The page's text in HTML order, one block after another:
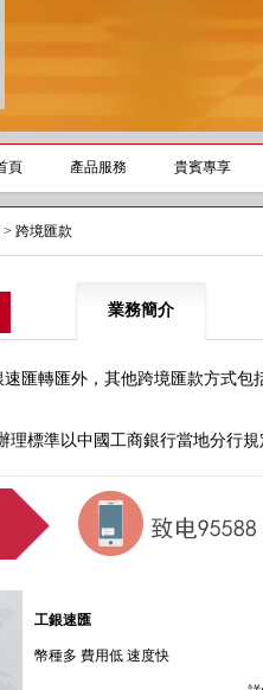
頁 產品服務 貴賓專享
> 跨境匯款
業務簡介
轉匯外，其他跨境匯款方式包
理標準以中國工商銀行當地分行
工銀速匯
幣種多 費用低 速度快